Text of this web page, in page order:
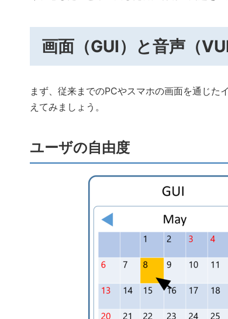
画面（GUI）と音声（
まず、従来までのPCやスマホの画面を通じ
えてみましょう。
ユーザの自由度